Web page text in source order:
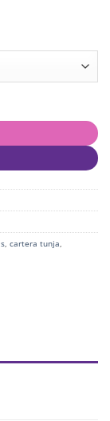
, cartera tunja,